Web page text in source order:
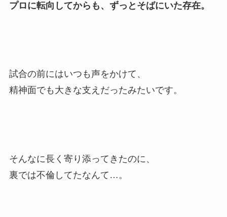
プロに転向してからも、ずっとそばにいた存在。
試合の前にはいつも声をかけて、
精神面でも大きな支えだったみたいです。
そんなに長く寄り添ってきたのに、
裏では不倫してたなんて…。